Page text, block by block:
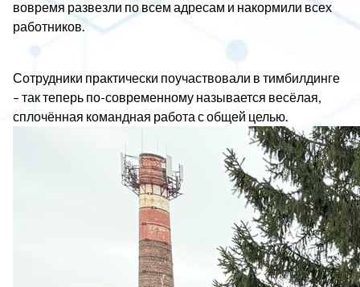
вовремя развезли по всем адресам и накормили всех
работников.
Сотрудники практически поучаствовали в тимбилдинге
– так теперь по-современному называется весёлая,
сплочённая командная работа с общей целью.